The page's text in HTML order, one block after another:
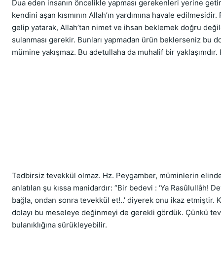
Dua eden insanın öncelikle yapması gerekenleri yerine
kendini aşan kısmının Allah’ın yardımına havale
gelip yatarak, Allah’tan nimet ve ihsan beklemek doğru
sulanması gerekir. Bunları yapmadan ürün beklerseniz bu
mümine yakışmaz. Bu adetullaha da muhalif bir
Tedbirsiz tevekkül olmaz. Hz. Peygamber, müminlerin
anlatılan şu kıssa manidardır: “Bir bedevi : ‘Ya
bağla, ondan sonra tevekkül et!..’ diyerek onu ikaz etmiştir.
dolayı bu meseleye değinmeyi de gerekli gördük. Çünkü
bulanıklığına sürükleyebilir.